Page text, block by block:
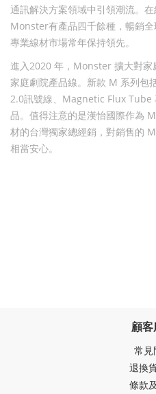
通訊解決方案領域中引領潮流。
Monster有產品四千餘種，暢銷
專業線材市場常年保持領先。
進入2020 年，Monster 擴大對家
家庭劇院產品線。新款 M 系列包
2.0訊號線、Magnetic Flux Tube
品。值得注意的是漢怡國際作為
材的台灣獨家總經銷，對銷售的
相當安心。
顧
常見
退換
條款